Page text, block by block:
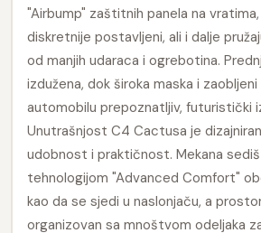
"Airbump" zaštitnih panela na
diskretnije postavljeni, ali i dalje
od manjih udaraca i ogrebotina.
izdužena, dok široka maska i
automobilu prepoznatljiv, futuristički
Unutrašnjost C4 Cactusa je
udobnost i praktičnost. Mekana
tehnologijom "Advanced Comfort"
kao da se sjedi u naslonjaču, a
organizovan sa mnoštvom odeljaka